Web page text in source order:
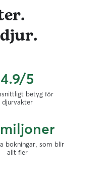
4.9/5
betyg för
djurvakter
bokningar, som blir
allt fler